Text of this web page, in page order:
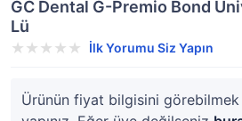
GC Dental G-Premio Bond
Lü
İlk Yorumu Siz Yapın
Ürünün fiyat bilgisini